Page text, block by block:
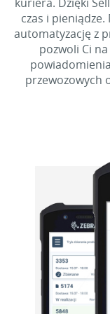
czas i
automatyzację z
pozwoli Ci
przewozowych